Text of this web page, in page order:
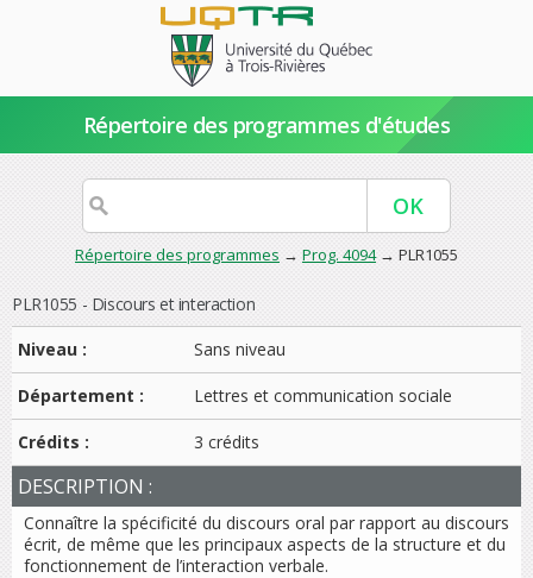
Répertoire des programmes d'études
Répertoire des programmes → Prog. 4094→ PLR1055
PLR1055 - Discours et interaction
Niveau :
Sans niveau
Département : Lettres et communication sociale
Crédits : 3 crédits
DESCRIPTION :
Connaître la spécificité du discours oral par rapport au discours
écrit, de même que les principaux aspects de la structure et du
fonctionnement de l’interaction verbale.